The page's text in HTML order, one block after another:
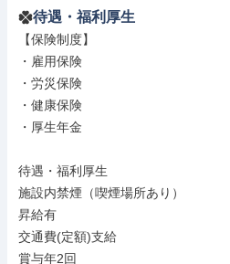
待遇・福利厚生
【保険制度】
・雇用保険
・労災保険
・健康保険
・厚生年金
待遇・福利厚生
施設内禁煙（喫煙場所あり）
昇給有
交通費(定額)支給
賞与年2回